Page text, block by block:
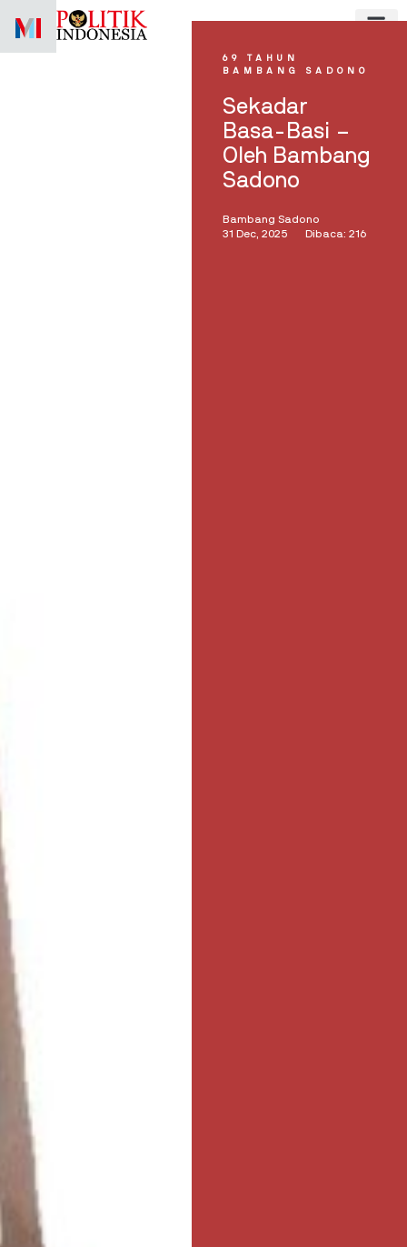
69 TAHUN
BAMBANG SADONO
Sekadar
Basa-Basi –
Oleh Bambang
Sadono
Bambang Sadono
31 Dec, 2025
Dibaca: 216